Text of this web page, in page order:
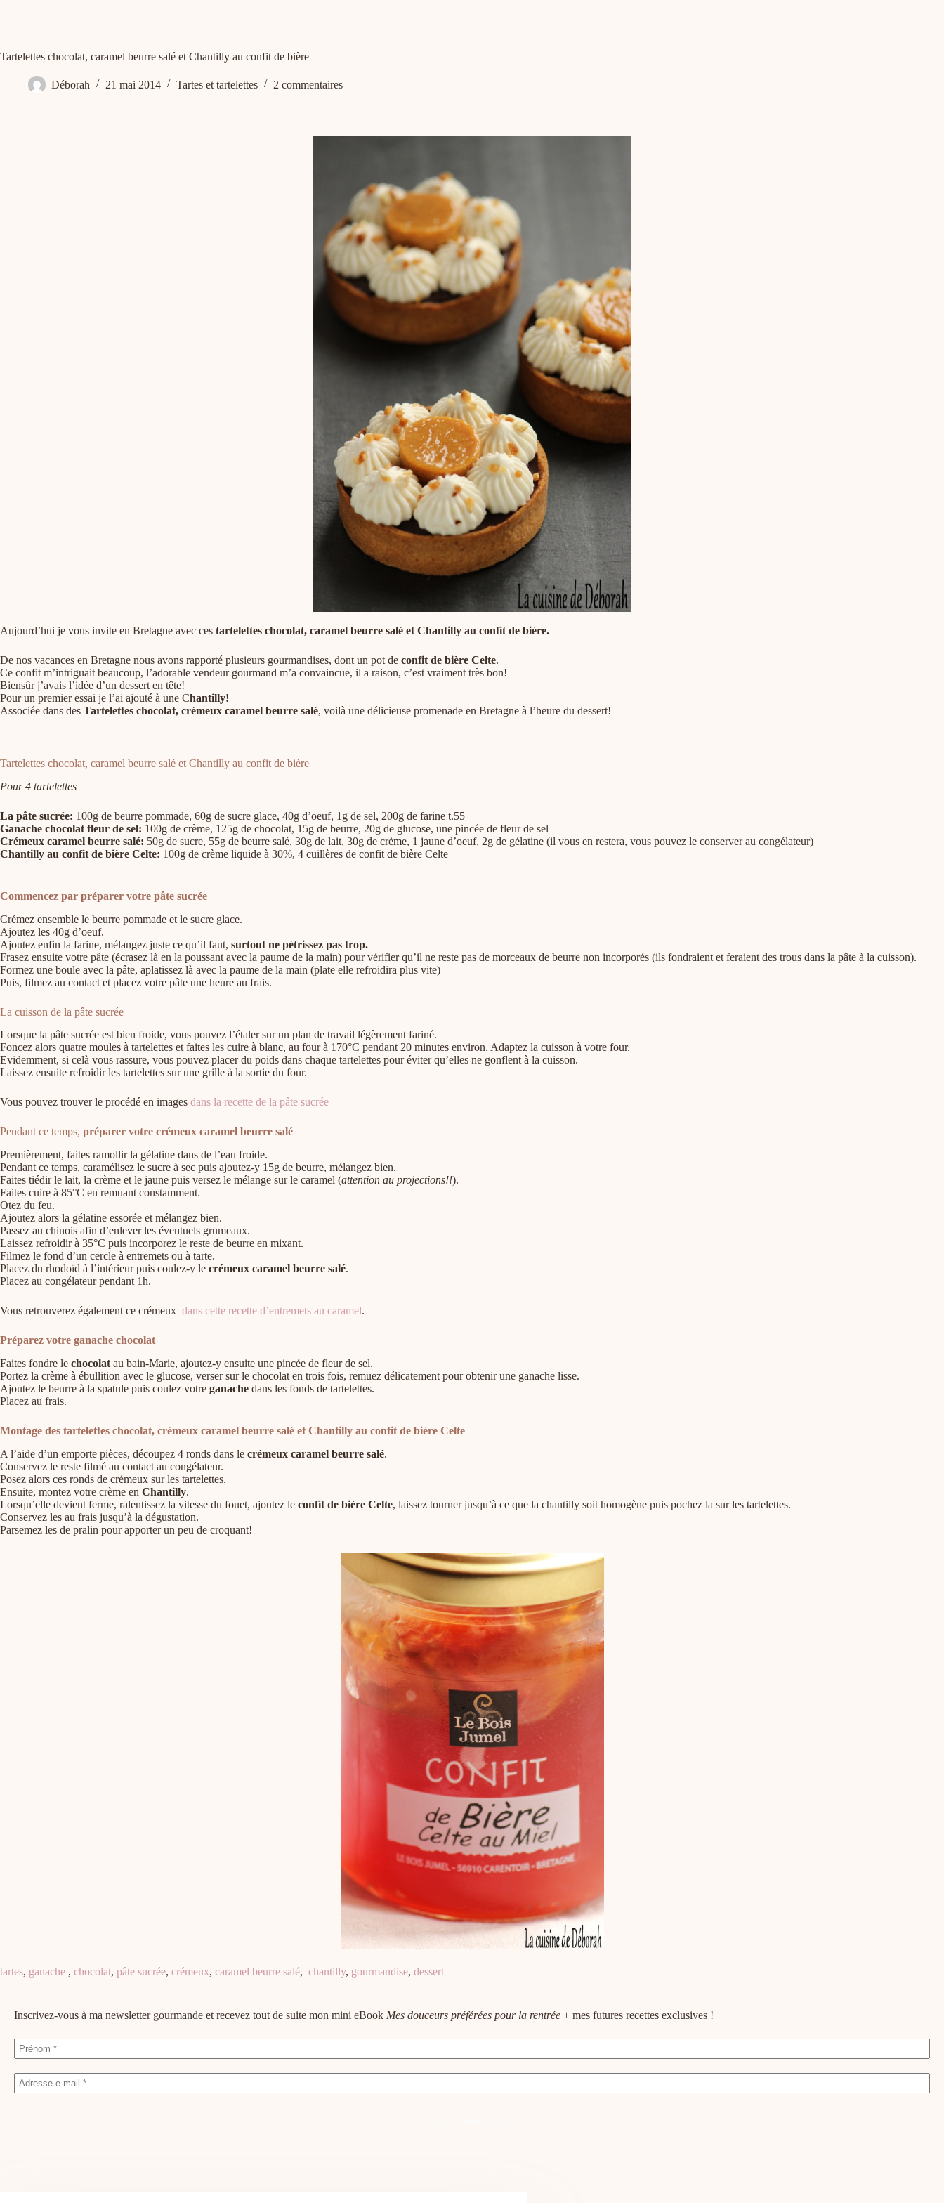
Tartelettes chocolat, caramel beurre salé et Chantilly au confit de bière
Déborah 21 mai 2014 Tartes et tartelettes 2 commentaires
Aujourd’hui je vous invite en Bretagne avec ces tartelettes chocolat, caramel beurre salé et Chantilly au confit de bière.
De nos vacances en Bretagne nous avons rapporté plusieurs gourmandises, dont un pot de confit de bière Celte.
Ce confit m’intriguait beaucoup, l’adorable vendeur gourmand m’a convaincue, il a raison, c’est vraiment très bon!
Biensûr j’avais l’idée d’un dessert en tête!
Pour un premier essai je l’ai ajouté à une Chantilly!
Associée dans des Tartelettes chocolat, crémeux caramel beurre salé, voilà une délicieuse promenade en Bretagne à l’heure du dessert!
Tartelettes chocolat, caramel beurre salé et Chantilly au confit de bière
Pour 4 tartelettes
La pâte sucrée: 100g de beurre pommade, 60g de sucre glace, 40g d’oeuf, 1g de sel, 200g de farine t.55
Ganache chocolat fleur de sel: 100g de crème, 125g de chocolat, 15g de beurre, 20g de glucose, une pincée de fleur de sel
Crémeux caramel beurre salé: 50g de sucre, 55g de beurre salé, 30g de lait, 30g de crème, 1 jaune d’oeuf, 2g de gélatine (il vous en restera, vous pouvez le conserver au congélateur)
Chantilly au confit de bière Celte: 100g de crème liquide à 30%, 4 cuillères de confit de bière Celte
Commencez par préparer votre pâte sucrée
Crémez ensemble le beurre pommade et le sucre glace.
Ajoutez les 40g d’oeuf.
Ajoutez enfin la farine, mélangez juste ce qu’il faut, surtout ne pétrissez pas trop.
Frasez ensuite votre pâte (écrasez là en la poussant avec la paume de la main) pour vérifier qu’il ne reste pas de morceaux de beurre non incorporés (ils fondraient et feraient des trous dans la pâte à la cuisson).
Formez une boule avec la pâte, aplatissez là avec la paume de la main (plate elle refroidira plus vite)
Puis, filmez au contact et placez votre pâte une heure au frais.
La cuisson de la pâte sucrée
Lorsque la pâte sucrée est bien froide, vous pouvez l’étaler sur un plan de travail légèrement fariné.
Foncez alors quatre moules à tartelettes et faites les cuire à blanc, au four à 170°C pendant 20 minutes environ. Adaptez la cuisson à votre four.
Evidemment, si celà vous rassure, vous pouvez placer du poids dans chaque tartelettes pour éviter qu’elles ne gonflent à la cuisson.
Laissez ensuite refroidir les tartelettes sur une grille à la sortie du four.
Vous pouvez trouver le procédé en images dans la recette de la pâte sucrée
Pendant ce temps, préparer votre crémeux caramel beurre salé
Premièrement, faites ramollir la gélatine dans de l’eau froide.
Pendant ce temps, caramélisez le sucre à sec puis ajoutez-y 15g de beurre, mélangez bien.
Faites tiédir le lait, la crème et le jaune puis versez le mélange sur le caramel (attention au projections!!).
Faites cuire à 85°C en remuant constamment.
Otez du feu.
Ajoutez alors la gélatine essorée et mélangez bien.
Passez au chinois afin d’enlever les éventuels grumeaux.
Laissez refroidir à 35°C puis incorporez le reste de beurre en mixant.
Filmez le fond d’un cercle à entremets ou à tarte.
Placez du rhodoïd à l’intérieur puis coulez-y le crémeux caramel beurre salé.
Placez au congélateur pendant 1h.
Vous retrouverez également ce crémeux dans cette recette d’entremets au caramel.
Préparez votre ganache chocolat
Faites fondre le chocolat au bain-Marie, ajoutez-y ensuite une pincée de fleur de sel.
Portez la crème à ébullition avec le glucose, verser sur le chocolat en trois fois, remuez délicatement pour obtenir une ganache lisse.
Ajoutez le beurre à la spatule puis coulez votre ganache dans les fonds de tartelettes.
Placez au frais.
Montage des tartelettes chocolat, crémeux caramel beurre salé et Chantilly au confit de bière Celte
A l’aide d’un emporte pièces, découpez 4 ronds dans le crémeux caramel beurre salé.
Conservez le reste filmé au contact au congélateur.
Posez alors ces ronds de crémeux sur les tartelettes.
Ensuite, montez votre crème en Chantilly.
Lorsqu’elle devient ferme, ralentissez la vitesse du fouet, ajoutez le confit de bière Celte, laissez tourner jusqu’à ce que la chantilly soit homogène puis pochez la sur les tartelettes.
Conservez les au frais jusqu’à la dégustation.
Parsemez les de pralin pour apporter un peu de croquant!
tartes, ganache , chocolat, pâte sucrée, crémeux, caramel beurre salé, chantilly, gourmandise, dessert
Inscrivez-vous à ma newsletter gourmande et recevez tout de suite mon mini eBook Mes douceurs préférées pour la rentrée + mes futures recettes exclusives !